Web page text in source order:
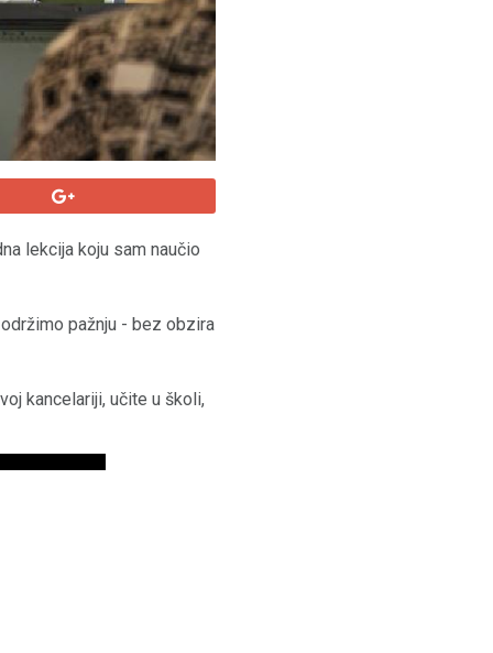
lekcija koju sam naučio
pažnju - bez obzira
kancelariji, učite u školi,